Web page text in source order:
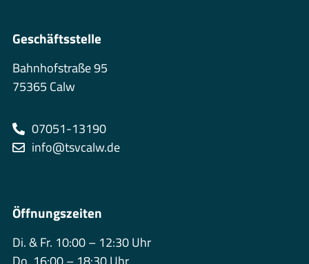
Geschäftsstelle
Bahnhofstraße 95
75365 Calw
07051-13190
info@tsvcalw.de
Öffnungszeiten
Di. & Fr. 10:00 – 12:30 Uhr